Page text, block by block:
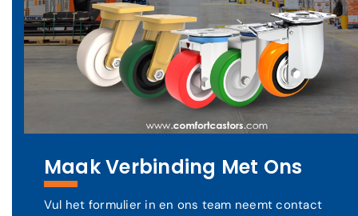
Maak Verbinding Met Ons
Vul het formulier in en ons team neemt contact